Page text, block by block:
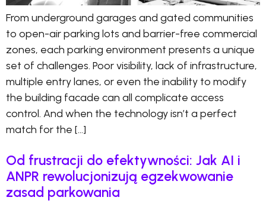
From underground garages and gated communities
to open-air parking lots and barrier-free commercial
zones, each parking environment presents a unique
set of challenges. Poor visibility, lack of infrastructure,
multiple entry lanes, or even the inability to modify
the building facade can all complicate access
control. And when the technology isn’t a perfect
match for the […]
Od frustracji do efektywności: Jak AI i
ANPR rewolucjonizują egzekwowanie
zasad parkowania